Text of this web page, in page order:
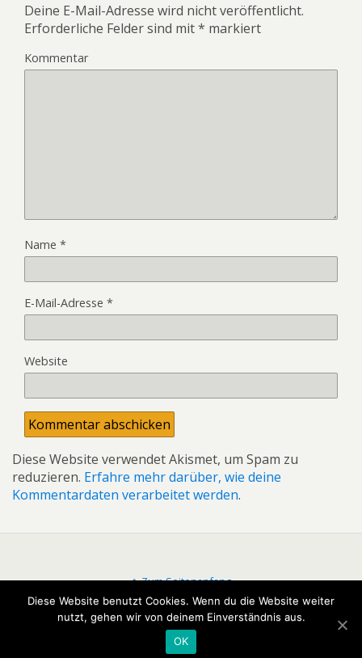
Deine E-Mail-Adresse wird nicht veröffentlicht.
Erforderliche Felder sind mit* markiert
Kommentar
Name *
E-Mail-Adresse *
Website
Diese Website verwendet Akismet, um Spam zu
reduzieren. Erfahre mehr darüber, wie deine
Kommentardaten verarbeitet werden.
Zum Seitenanfang
Mobil Desktop
Diese Website benutzt Cookies. Wenn du die Website weiter
nutzt, gehen wir von deinem Einverständnis aus.
OK